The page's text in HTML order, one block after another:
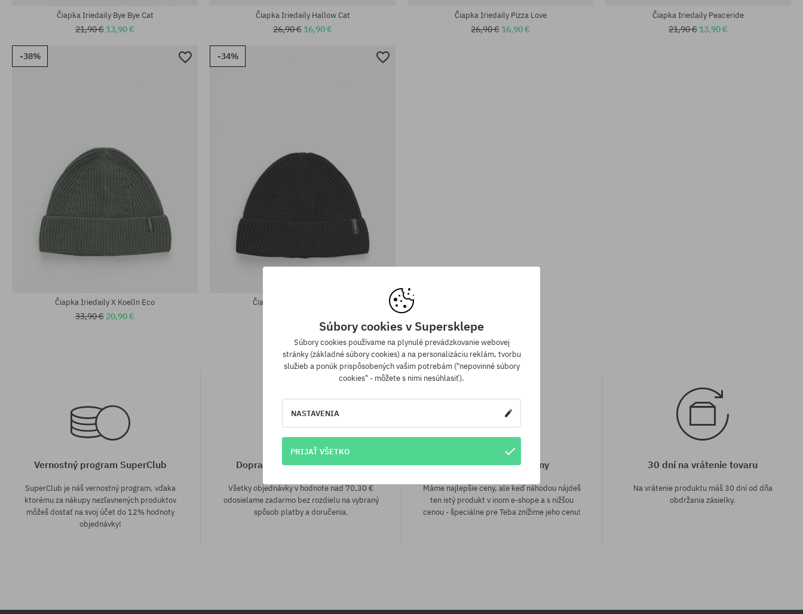
Čiapka Iriedaily Bye Bye Cat
21,90 € 13,90 €
Čiapka Iriedaily Hallow Cat
26,90 € 16,90 €
Čiapka Iriedaily Pizza Love
26,90 € 16,90 €
Čiapka Iriedaily Peaceride
21,90 € 13,90 €
-38%
Čiapka Iriedaily X Koelln Eco
33,90 € 20,90 €
-34%
Čiapka Iriedaily X Koelln Eco
Vernostný program SuperClub
SuperClub je náš vernostný program, vďaka
ktorému za nákupy nezľavnených produktov
môžeš dostať na svoj účet do 12% hodnoty
objednávky!
Doprava zadarmo od 70,30 €
Všetky objednávky v hodnote nad 70,30 €
odosielame zadarmo bez rozdielu na vybraný
spôsob platby a doručenia.
Záruka najnižšej ceny
Máme najlepšie ceny, ale keď náhodou nájdeš
ten istý produkt v inom e-shope a s nižšou
cenou - špeciálne pre Teba znížime jeho cenu!
30 dní na vrátenie tovaru
Na vrátenie produktu máš 30 dní od dňa
obdržania zásielky.
Súbory cookies v Supersklepe
Súbory cookies používame na plynulé prevádzkovanie webovej
stránky (základné súbory cookies) a na personalizáciu reklám, tvorbu
služieb a ponúk prispôsobených vašim potrebám ("nepovinné súbory
cookies" - môžete s nimi nesúhlasiť).
NASTAVENIA
PRIJAŤ VŠETKO